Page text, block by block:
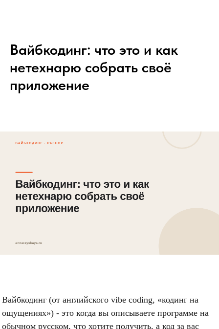
Вайбкодинг: что это и как
нетехнарю собрать своё
приложение
Вайбкодинг (от английского vibe coding, «кодинг на
ощущениях») - это когда вы описываете программе на
обычном русском, что хотите получить, а код за вас